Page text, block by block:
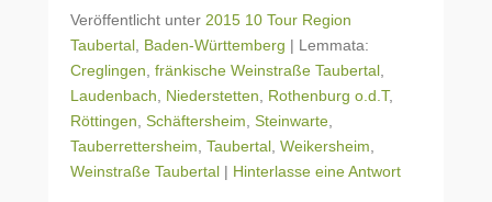
Veröffentlicht unter 2015 10 Tour Region
Taubertal Baden-Württemberg | Lemmata:
Creglingen fränkische Weinstraße Taubertal
Laudenbach
Niederstetten Rothenburg o.d.T,
Röttingen Schäftersheim Steinwarte
Tauberrettersheim Taubertal Weikersheim
Weinstraße Taubertal | Hinterlasse eine Antwort